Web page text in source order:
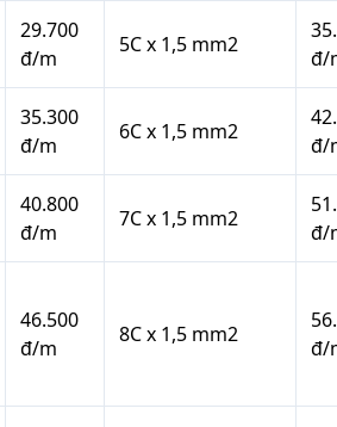
29.700
đ/m
5C x 1,5 mm2
đ/
35.300
đ/m
6C x 1,5 mm2
đ/
40.800
đ/m
7C x 1,5 mm2
đ/
46.500
đ/m
8C x 1,5 mm2
đ/